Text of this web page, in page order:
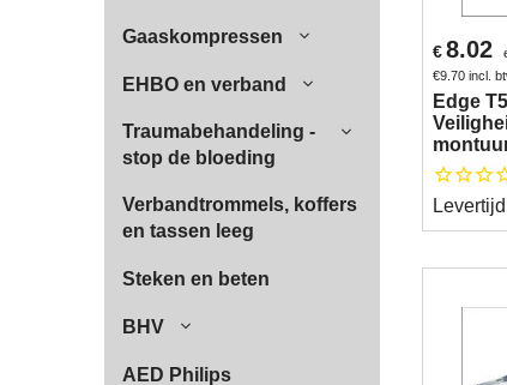
Gaaskompressen
EHBO en verband
Traumabehandeling -
stop de bloeding
Verbandtrommels, koffers
en tassen leeg
Steken en beten
BHV
AED Philips
€8.02
€9.70 incl.
Edge